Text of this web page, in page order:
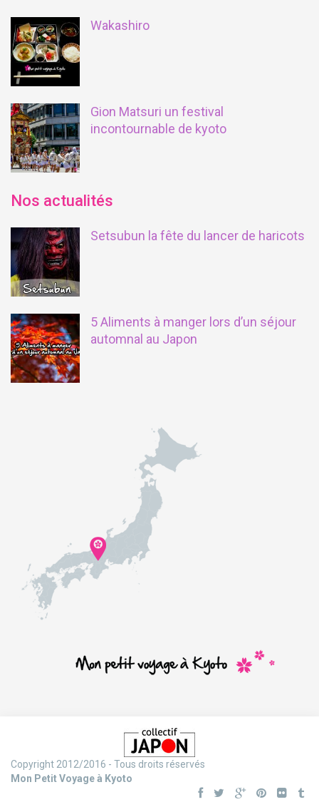
Wakashiro
Gion Matsuri un festival
incontournable de kyoto
Nos actualités
Setsubun la fête du lancer de haricots
5 Aliments à manger lors d’un séjour
automnal au Japon
Copyright 2012/2016 - Tous droits réservés
Mon Petit Voyage à Kyoto